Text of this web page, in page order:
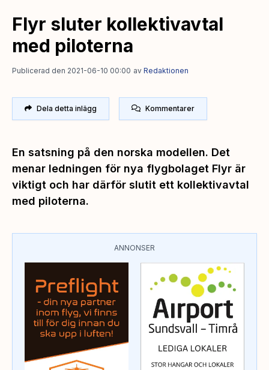
Flyr sluter kollektivavtal
med piloterna
Publicerad den 2021-06-10 00:00 av Redaktionen
Dela detta inlägg Kommentarer
En satsning på den norska modellen. Det
menar ledningen för nya flygbolaget Flyr är
viktigt och har därför slutit ett kollektivavtal
med piloterna.
ANNONSER